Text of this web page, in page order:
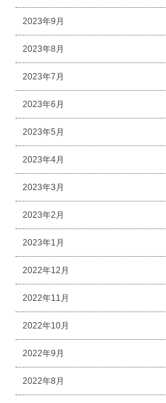
2023年9月
2023年8月
2023年7月
2023年6月
2023年5月
2023年4月
2023年3月
2023年2月
2023年1月
2022年12月
2022年11月
2022年10月
2022年9月
2022年8月